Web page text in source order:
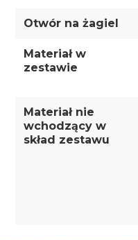
Otwór na żagiel
Materiał w
zestawie
Materiał nie
wchodzący w
skład zestawu